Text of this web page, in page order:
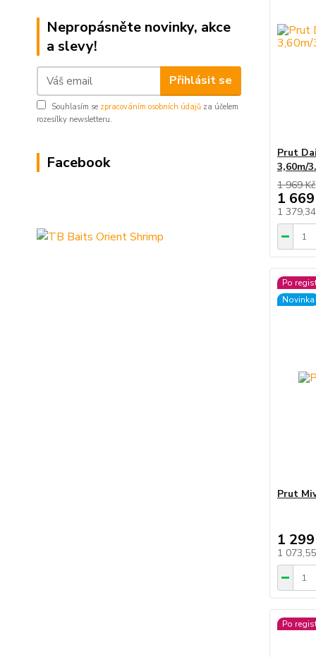
Nepropásněte novinky, akce
a slevy!
Přihlásit se
Souhlasím se zpracováním osobních údajů za účelem
rozesílky newsletteru.
Facebook
Prut
3,60m/
1 969 Kč
1
1
Po
Novinka
Prut
1
1
Po